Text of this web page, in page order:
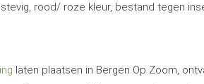
stevig, rood/ roze kleur, bestand tegen
laten plaatsen in Bergen Op Zoom,